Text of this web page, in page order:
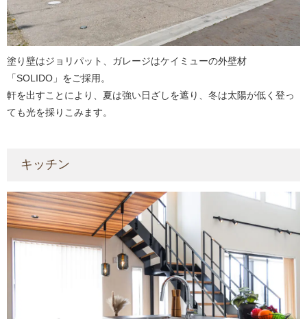
塗り壁はジョリパット、ガレージはケイミューの外壁材
「SOLIDO」をご採用。
軒を出すことにより、夏は強い日ざしを遮り、冬は太陽が低く登っ
ても光を採りこみます。
キッチン